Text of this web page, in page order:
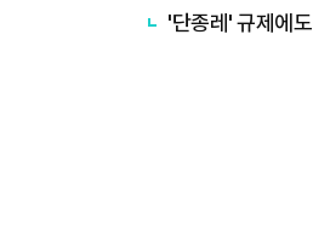
'단종레' 규제에